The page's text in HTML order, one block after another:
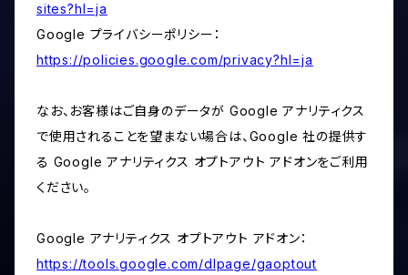
sites?hl=ja
Google プライバシーポリシー：
https://policies.google.com/privacy?hl=ja
なお、お客様はご自身のデータが Google アナリティクス
で使用されることを望まない場合は、Google 社の提供す
る Google アナリティクス オプトアウト アドオンをご利用
ください。
Google アナリティクス オプトアウト アドオン：
https://tools.google.com/dlpage/gaoptout